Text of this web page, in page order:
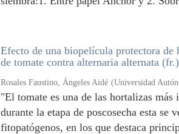
Efecto de una biopelícula protectora de
de tomate contra alternaria alternata
Rosales Faustino, Ángeles Aidé (Universidad
"El tomate es una de las hortalizas
durante la etapa de poscosecha esta se
fitopatógenos, en los que destaca